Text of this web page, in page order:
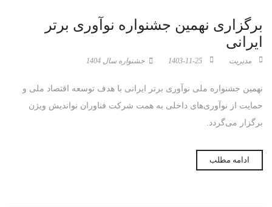
برگزاری نهمین جشنواره نوآوری برتر
ایرانی
مدیریت جشنواره سال 1404
نهمین جشنواره ملی نوآوری برتر ایرانی با هدف توسعه اقتصاد ملی و
حمایت از نوآوری‌های داخلی به همت شرکت فناوران نواندیش ویژن
برگزار می‌گردد.
ادامه مطلب